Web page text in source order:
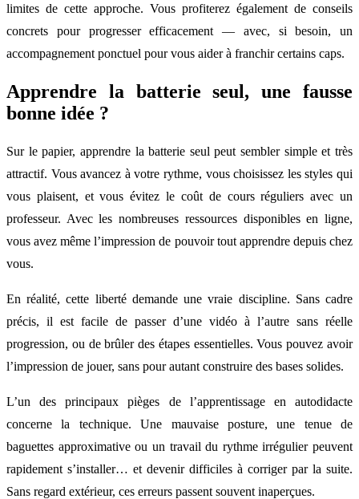
limites de cette approche. Vous profiterez également de conseils
concrets pour progresser efficacement — avec, si besoin, un
accompagnement ponctuel pour vous aider à franchir certains caps.
Apprendre la batterie seul, une fausse
bonne idée ?
Sur le papier, apprendre la batterie seul peut sembler simple et très
attractif. Vous avancez à votre rythme, vous choisissez les styles qui
vous plaisent, et vous évitez le coût de cours réguliers avec un
professeur. Avec les nombreuses ressources disponibles en ligne,
vous avez même l’impression de pouvoir tout apprendre depuis chez
vous.
En réalité, cette liberté demande une vraie discipline. Sans cadre
précis, il est facile de passer d’une vidéo à l’autre sans réelle
progression, ou de brûler des étapes essentielles. Vous pouvez avoir
l’impression de jouer, sans pour autant construire des bases solides.
L’un des principaux pièges de l’apprentissage en autodidacte
concerne la technique. Une mauvaise posture, une tenue de
baguettes approximative ou un travail du rythme irrégulier peuvent
rapidement s’installer… et devenir difficiles à corriger par la suite.
Sans regard extérieur, ces erreurs passent souvent inaperçues.